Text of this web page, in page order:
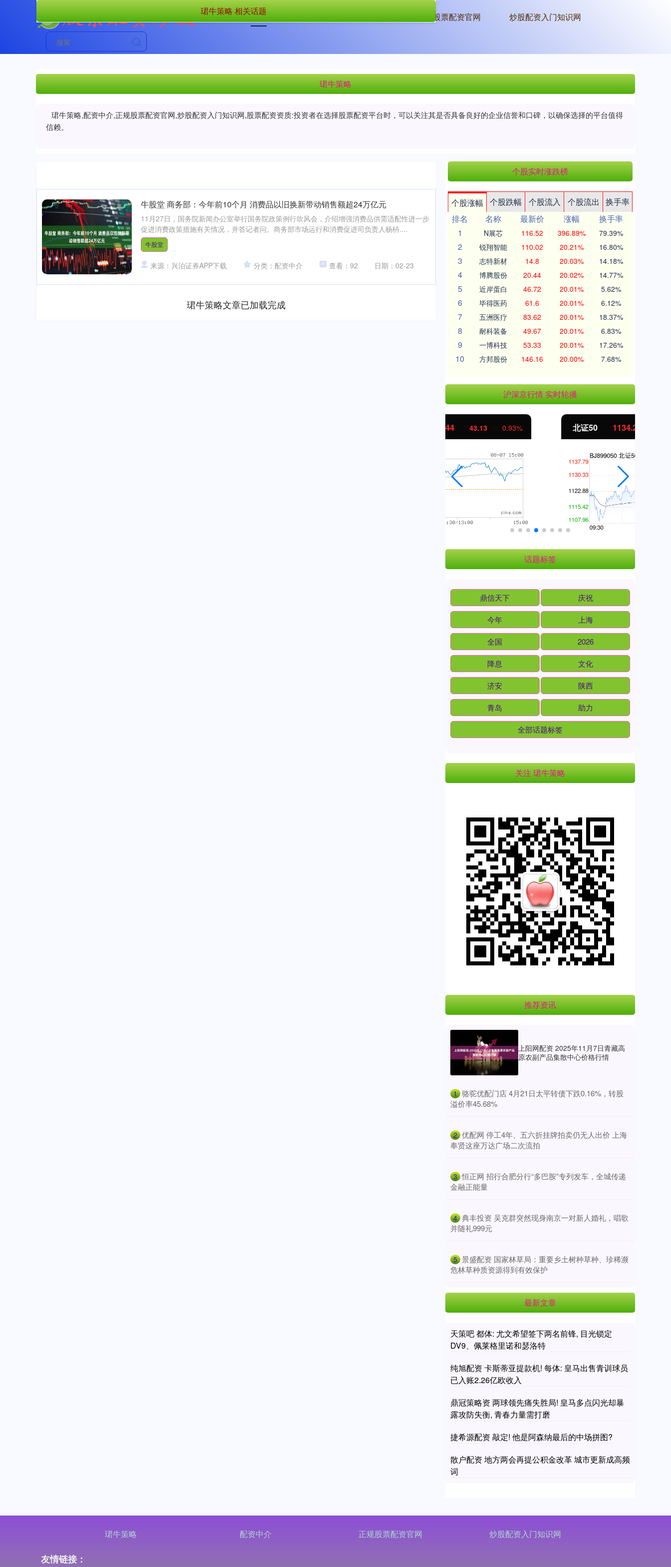
首页 珺牛策略 配资中介 正规股票配资官网 炒股配资入门知识网
珺牛策略
珺牛策略,配资中介,正规股票配资官网,炒股配资入门知识网,股票配资资质:投资者在选择股票配资平台时，可以关注其是否具备良好的企业信誉和口碑，以确保选择的平台值得
信赖。
珺牛策略 相关话题
牛股堂 商务部：今年前10个月 消费品以旧换新带动销售额超24万亿元
11月27日，国务院新闻办公室举行国务院政策例行吹风会，介绍增强消费品供需适配性进一步
促进消费政策措施有关情况，并答记者问。商务部市场运行和消费促进司负责人杨枿....
牛股堂
来源：兴泊证券APP下载 分类：配资中介 查看：92 日期：02-23
珺牛策略文章已加载完成
个股实时涨跌榜
个股涨幅 个股跌幅 个股流入 个股流出
换手率
排名
名称 最新价 涨幅
换手率
1
N展芯 116.52 396.89% 79.39%
2 锐翔智能 110.02 20.21% 16.80%
3 志特新材 14.8 20.03% 14.18%
4 博腾股份 20.44 20.02% 14.77%
5 近岸蛋白 46.72 20.01% 5.62%
6 毕得医药 61.6 20.01% 6.12%
7 五洲医疗 83.62 20.01% 18.37%
8 耐科装备 49.67 20.01% 6.83%
9 一博科技 53.33 20.01% 17.26%
10 方邦股份 146.16 20.00% 7.68%
沪深京行情 实时轮播
北证50 1134.24 11.37 1.01%
话题标签
鼎信天下 庆祝
今年 上海
全国 2026
降息 文化
济安 陕西
青岛 助力
全部话题标签
关注 珺牛策略
推荐资讯
上阳网配资 2025年11月7日青藏高
原农副产品集散中心价格行情
1 ​骆驼优配门店 4月21日太平转债下跌0.16%，转股
溢价率45.68%
2 ​优配网 停工4年、五六折挂牌拍卖仍无人出价 上海
奉贤这座万达广场二次流拍
3 ​恒正网 招行合肥分行“多巴胺”专列发车，全城传递
金融正能量
4 ​典丰投资 吴克群突然现身南京一对新人婚礼，唱歌
并随礼999元
5 ​景盛配资 国家林草局：重要乡土树种草种、珍稀濒
危林草种质资源得到有效保护
最新文章
天策吧 都体: 尤文希望签下两名前锋, 目光锁定
DV9、佩莱格里诺和瑟洛特
纯旭配资 卡斯蒂亚提款机! 每体: 皇马出售青训球员
已入账2.26亿欧收入
鼎冠策略资 两球领先痛失胜局! 皇马多点闪光却暴
露攻防失衡, 青春力量需打磨
捷希源配资 敲定! 他是阿森纳最后的中场拼图?
散户配资 地方两会再提公积金改革 城市更新成高频
词
珺牛策略 配资中介 正规股票配资官网 炒股配资入门知识网
友情链接：